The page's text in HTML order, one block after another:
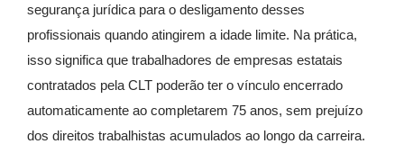
segurança jurídica para o desligamento desses
profissionais quando atingirem a idade limite. Na prática,
isso significa que trabalhadores de empresas estatais
contratados pela CLT poderão ter o vínculo encerrado
automaticamente ao completarem 75 anos, sem prejuízo
dos direitos trabalhistas acumulados ao longo da carreira.